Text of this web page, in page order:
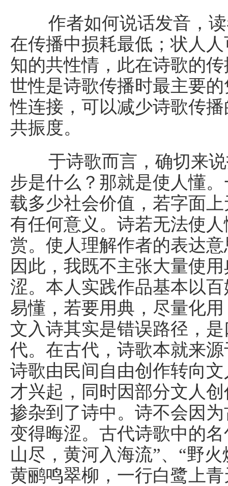
作者如何说话发音，读
在传播中损耗最低；状人
知的共性情，此在诗歌的
世性是诗歌传播时最主要
性连接，可以减少诗歌传
共振度。
于诗歌而言，确切来说
步是什么？那就是使人懂
载多少社会价值，若字面
有任何意义。诗若无法使
赏。使人理解作者的表达
因此，我既不主张大量使
涩。本人实践作品基本以
易懂，若要用典，尽量化
文入诗其实是错误路径，
代。在古代，诗歌本就来
诗歌由民间自由创作转向
才兴起，同时因部分文人
掺杂到了诗中。诗不会因
变得晦涩。古代诗歌中的
山尽，黄河入海流”、“野
黄鹂鸣翠柳，一行白鹭上